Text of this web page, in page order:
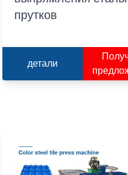
прутков
детали